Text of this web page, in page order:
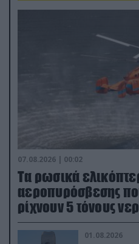
07.08.2026 | 00:02
Τα ρωσικά
αεροπυρόσβεσης
ρίχνουν 5 τόνους
01.08.2026